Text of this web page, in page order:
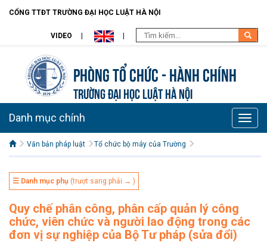
CỔNG TTĐT TRƯỜNG ĐẠI HỌC LUẬT HÀ NỘI
VIDEO
Phòng Tổ chức - Hành chính
TRƯỜNG ĐẠI HỌC LUẬT HÀ NỘI
Toggle
Danh mục chính
Văn bản pháp luật Tổ chức bộ máy của Trường
☰ Danh mục phụ (trượt sang phải → )
Quy chế phân công, phân cấp quản lý công
chức, viên chức và người lao động trong các
đơn vị sự nghiệp của Bộ Tư pháp (sửa đổi)